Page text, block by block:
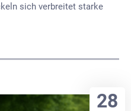
sich verbreitet starke
28